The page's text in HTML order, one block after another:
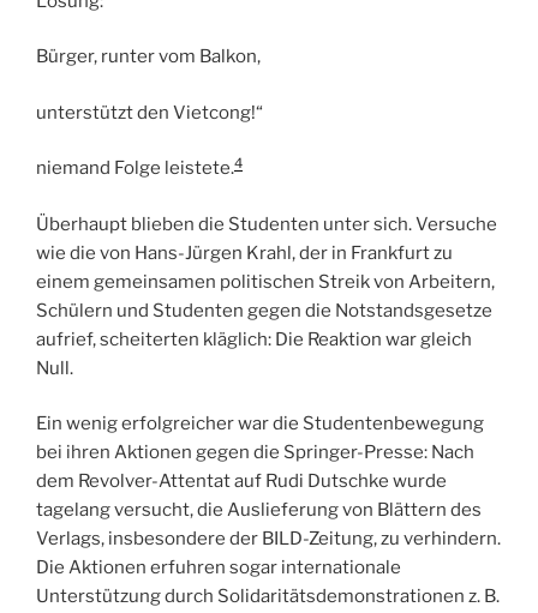
Bürger, runter vom Balkon,
unterstützt den Vietcong!“
niemand Folge leistete.4
Überhaupt blieben die Studenten unter sich. Versuche
wie die von Hans-Jürgen Krahl, der in Frankfurt zu
einem gemeinsamen politischen Streik von Arbeitern,
Schülern und Studenten gegen die Notstandsgesetze
aufrief, scheiterten kläglich: Die Reaktion war gleich
Null.
Ein wenig erfolgreicher war die Studentenbewegung
bei ihren Aktionen gegen die Springer-Presse: Nach
dem Revolver-Attentat auf Rudi Dutschke wurde
tagelang versucht, die Auslieferung von Blättern des
Verlags, insbesondere der BILD-Zeitung, zu verhindern.
Die Aktionen erfuhren sogar internationale
Unterstützung durch Solidaritätsdemonstrationen z. B.